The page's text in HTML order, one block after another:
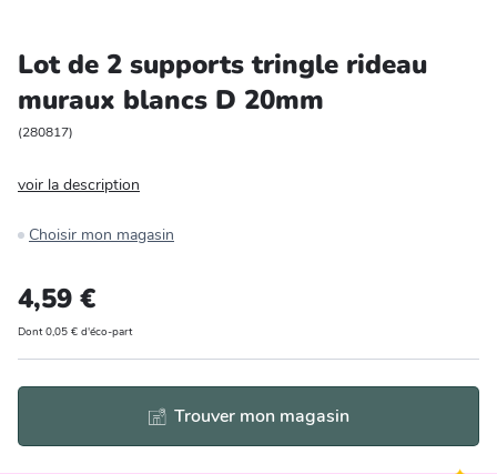
Bricolage et auto
Jardin et plein air
Lot de 2 supports tringle rideau
muraux blancs D 20mm
(280817)
voir la description
Choisir mon magasin
4,59 €
Dont 0,05 € d'éco-part
Trouver mon magasin